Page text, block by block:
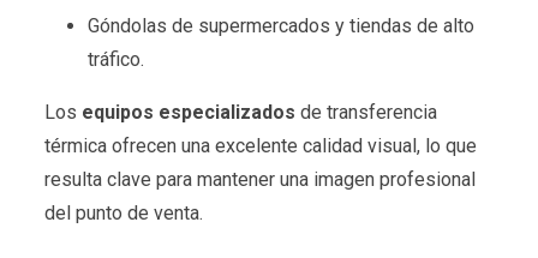
Góndolas de supermercados y tiendas de alto
tráfico.
Los equipos especializados de transferencia
térmica ofrecen una excelente calidad visual, lo que
resulta clave para mantener una imagen profesional
del punto de venta.